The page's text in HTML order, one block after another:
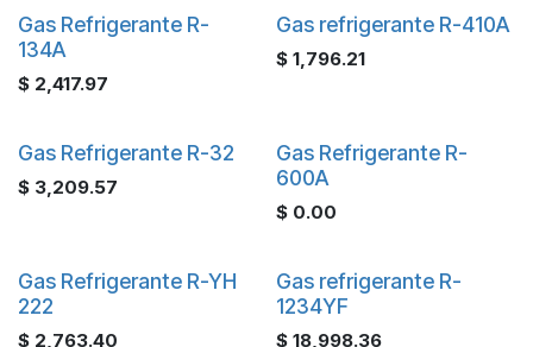
Gas Refrigerante R-
134A
$ 2,417.97
Gas refrigerante R-410A
$ 1,796.21
Gas Refrigerante R-32
$ 3,209.57
Gas Refrigerante R-
600A
$ 0.00
Gas Refrigerante R-YH
222
$ 2,763.40
Gas refrigerante R-
1234YF
$ 18,998.36